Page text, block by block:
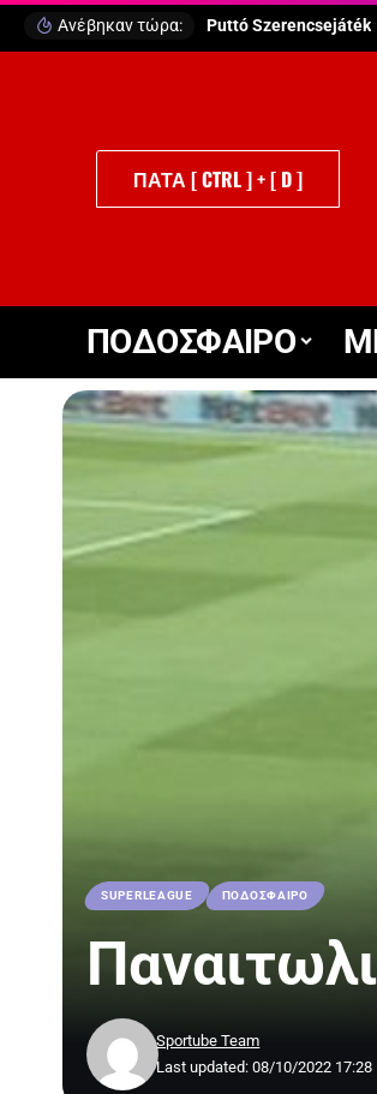
Ανέβηκαν τώρα: Puttó Szerencsejáték
ΠΑΤΑ [ CTRL ] + [ D ]
ΠΟΔΟΣΦΑΙΡΟ
SUPERLEAGUE ΠΟΔΟΣΦΑΙΡΟ
Last updated: 08/10/2022 17:28
Sportube Team